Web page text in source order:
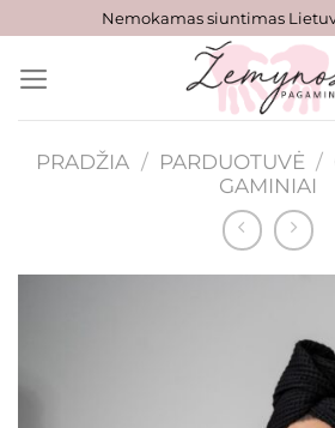
content
Nemokamas siuntimas
PRADŽIA / PARDUOTUVĖ /
GAMINIAI